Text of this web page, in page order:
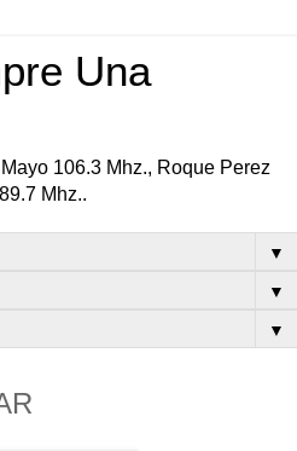
Una
106.3 Mhz., Roque Perez
Mhz..
▼
▼
▼